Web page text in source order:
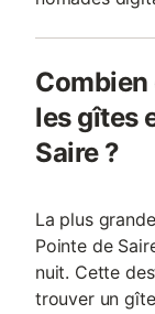
les gîtes
Saire ?
La plus
Pointe de
nuit. Cette
trouver un